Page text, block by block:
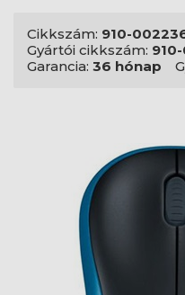
Cikkszám: 910-
Gyártói cikkszám:
Garancia: 36 hónap